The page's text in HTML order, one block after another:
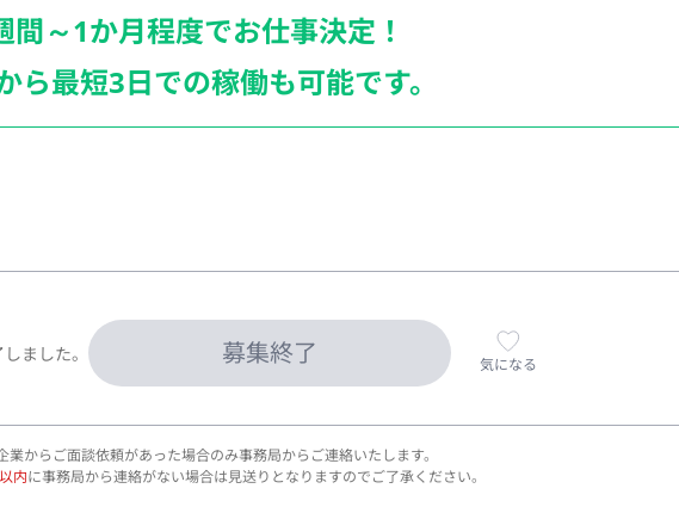
間～1か月程度でお仕事決定！
ら最短3日での稼働も可能です。
ました。 募集終了 気になる
業からご面談依頼があった場合のみ事務局からご連絡いたします。
内に事務局から連絡がない場合は見送りとなりますのでご了承ください。